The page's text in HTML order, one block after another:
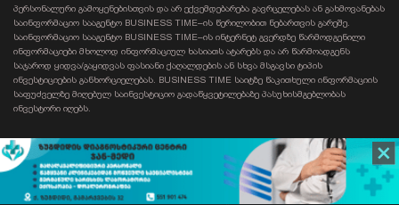
პერსონალური გამოყენებისთვის და არ ექვემდებარება გავრცელებას ან გახმოვანებას
საინფორმაციო სააგენტო BUSINESS TIME–ის წერილობით ნებართვის გარეშე.
საინფორმაციო სააგენტო BUSINESS TIME–ის ინტერნეტ გვერდზე წარმოდგენილი
ინფორმაციები მხოლოდ ინფორმაციულ ხასიათს ატარებს და არ წარმოადგენს
საჯაროდ ყიდვა/გაყიდვას ფასიანი ქაღალდების ან სხვა მსგავსი ტიპის
ინვესტიციების განხორციელებას. BUSINESS TIME საიტზე წაკითხული ინფორმაციის
საფუძველზე მიღებულ საინვესტიციო გადაწყვეტილებაზე პასუხისმგებლობას
ინვესტორი იღებს.
Contact email: businesstime.ge@gmail.com